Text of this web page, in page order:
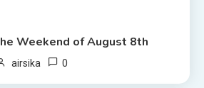
Weekend of August 8th
airsika 0